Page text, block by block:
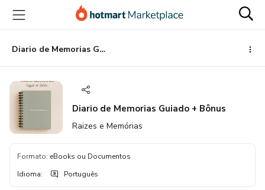
para
conteúdo
principal
para
pagamento
para
rodapé
Diario de Memorias Guiado + Bônus
Diario de Memorias Guiado + Bônus
Raizes e Memórias
Formato: eBooks ou Documentos
Idioma: Português